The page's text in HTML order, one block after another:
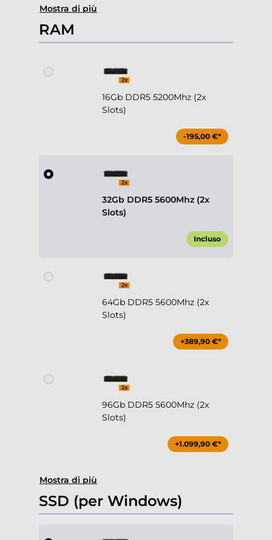
Mostra di più
RAM
16Gb DDR5 5200Mhz (2x
Slots)
-195,00 €*
32Gb DDR5 5600Mhz (2x
Slots)
Incluso
64Gb DDR5 5600Mhz (2x
Slots)
+389,90 €*
96Gb DDR5 5600Mhz (2x
Slots)
+1.099,90 €*
Mostra di più
SSD (per Windows)